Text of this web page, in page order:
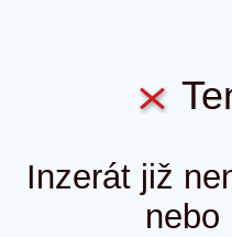
Inzerát již
nebo